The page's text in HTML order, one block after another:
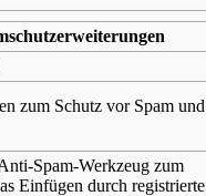
zum Schutz vor Spam und
Spam-Werkzeug zum
Einfügen durch registrierte